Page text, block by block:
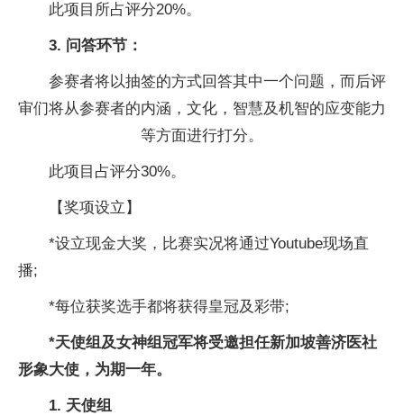
此项目所占评分20%。
3. 问答环节：
参赛者将以抽签的方式回答其中一个问题，而后评
审们将从参赛者的内涵，文化，智慧及机智的应变能力
等方面进行打分。
此项目占评分30%。
【奖项设立】
*设立现金大奖，比赛实况将通过Youtube现场直
播;
*每位获奖选手都将获得皇冠及彩带;
*天使组及女神组冠军将受邀担任新加坡善济医社
形象大使，为期一年。
1. 天使组